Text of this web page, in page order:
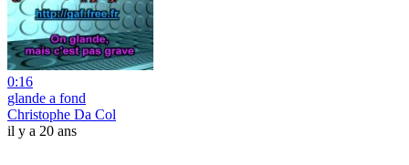
0:16
glande a fond
Christophe Da Col
il y a 20 ans